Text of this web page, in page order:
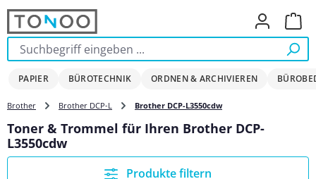
Zum Hauptinhalt springen
PAPIER BÜROTECHNIK ORDNEN & ARCHIVIEREN
Brother Brother DCP-L Brother DCP-L3550cdw
Toner & Trommel für Ihren Brother DCP-
L3550cdw
Produkte filtern